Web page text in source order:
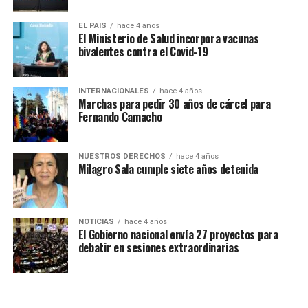
Esta semana también se realizó en el Congreso, ubicado
en Lima, el acto de los ministros de la mandataria
peruana que busca legitimidad frente a los otros
poderes del Estado. El Congreso terminó respaldando al
actual gabinete de Boluarte.
Una de las principales críticas es que el acto se haya
realizado mientras el contexto del país está rodeado de
levantamientos populares y represión policial, con
fallecidos y miles de personas detenidas.
EL PAIS hace 4 años
El Ministerio de Salud incorpora vacunas
bivalentes contra el Covid-19
INTERNACIONALES hace 4 años
Marchas para pedir 30 años de cárcel para
Fernando Camacho
NUESTROS DERECHOS hace 4 años
Milagro Sala cumple siete años detenida
NOTICIAS hace 4 años
El Gobierno nacional envía 27 proyectos para
debatir en sesiones extraordinarias